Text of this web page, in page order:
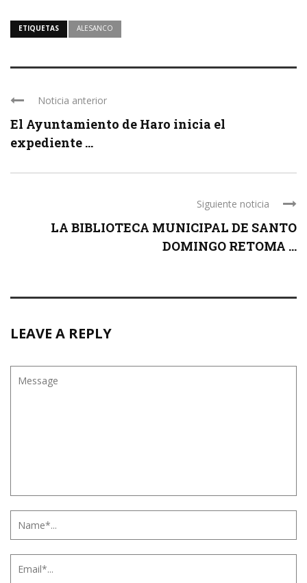
ETIQUETAS ALESANCO
Noticia anterior
El Ayuntamiento de Haro inicia el
expediente ...
Siguiente noticia
LA BIBLIOTECA MUNICIPAL DE SANTO
DOMINGO RETOMA ...
LEAVE A REPLY